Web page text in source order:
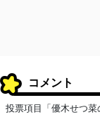
コメント
投票項目「優木せつ菜